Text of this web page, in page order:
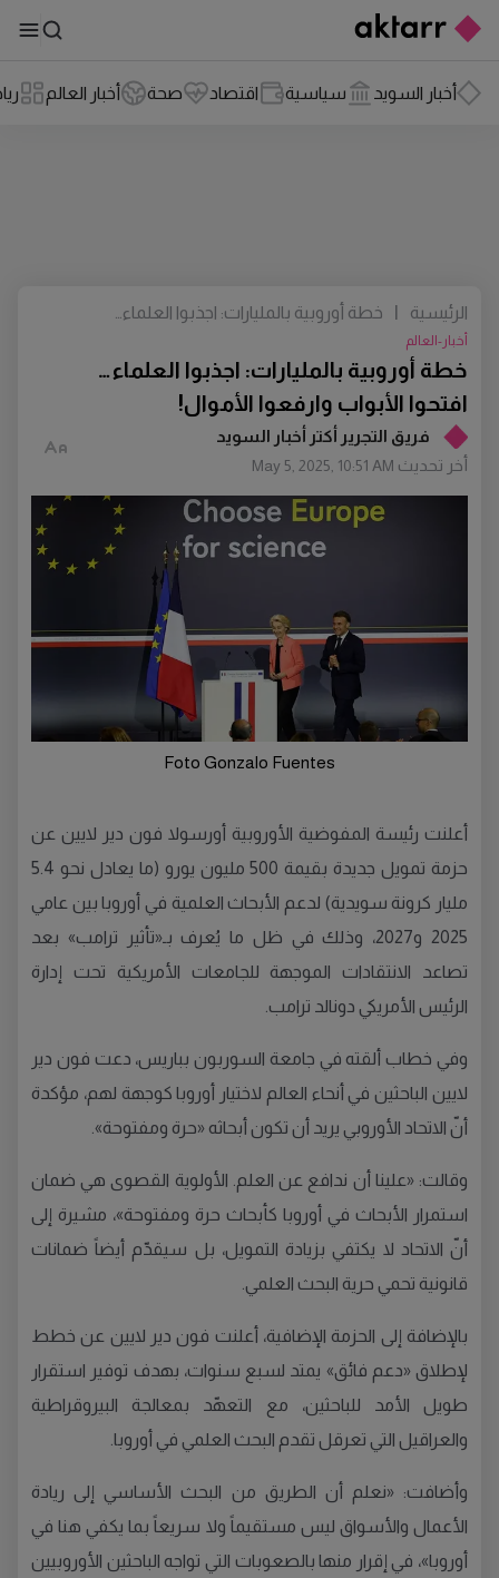
أخبار السويد سياسية اقتصاد صحة أخبار العالم
فريق التجرير أكتر أخبار السويد
أخر تحديث May 5, 2025, 10:51 AM
خطة أوروبية بالمليارات: اجذبوا العلماء…
افتحوا الأبواب وارفعوا الأموال!
أخبار-العالم
الرئيسية |
خطة أوروبية بالمليارات: اجذبوا العلماء…
Foto Gonzalo Fuentes
أعلنت رئيسة المفوضية الأوروبية أورسولا فون دير لايين عن
حزمة تمويل جديدة بقيمة 500 مليون يورو (ما يعادل نحو 5.4
مليار كرونة سويدية) لدعم الأبحاث العلمية في أوروبا بين عامي
2025 و2027، وذلك في ظل ما يُعرف بـ«تأثير ترامب» بعد
تصاعد الانتقادات الموجهة للجامعات الأمريكية تحت إدارة
الرئيس الأمريكي دونالد ترامب.
وفي خطاب ألقته في جامعة السوربون بباريس، دعت فون دير
لايين الباحثين في أنحاء العالم لاختيار أوروبا كوجهة لهم، مؤكدة
أنّ الاتحاد الأوروبي يريد أن تكون أبحاثه «حرة ومفتوحة».
وقالت: «علينا أن ندافع عن العلم. الأولوية القصوى هي ضمان
استمرار الأبحاث في أوروبا كأبحاث حرة ومفتوحة»، مشيرة إلى
أنّ الاتحاد لا يكتفي بزيادة التمويل، بل سيقدّم أيضاً ضمانات
قانونية تحمي حرية البحث العلمي.
بالإضافة إلى الحزمة الإضافية، أعلنت فون دير لايين عن خطط
لإطلاق «دعم فائق» يمتد لسبع سنوات، بهدف توفير استقرار
طويل الأمد للباحثين، مع التعهّد بمعالجة البيروقراطية
والعراقيل التي تعرقل تقدم البحث العلمي في أوروبا.
وأضافت: «نعلم أن الطريق من البحث الأساسي إلى ريادة
الأعمال والأسواق ليس مستقيماً ولا سريعاً بما يكفي هنا في
أوروبا»، في إقرار منها بالصعوبات التي تواجه الباحثين الأوروبيين